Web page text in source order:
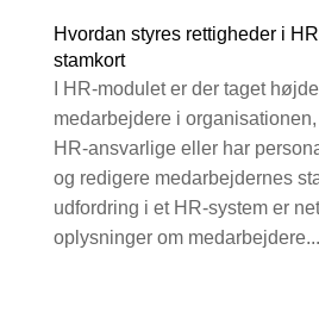
Hvordan styres rettigheder i
stamkort
I HR-modulet er der taget
medarbejdere i
HR-ansvarlige eller har
og redigere medarbejdernes
udfordring i et HR-system er
oplysninger om medarbejdere...